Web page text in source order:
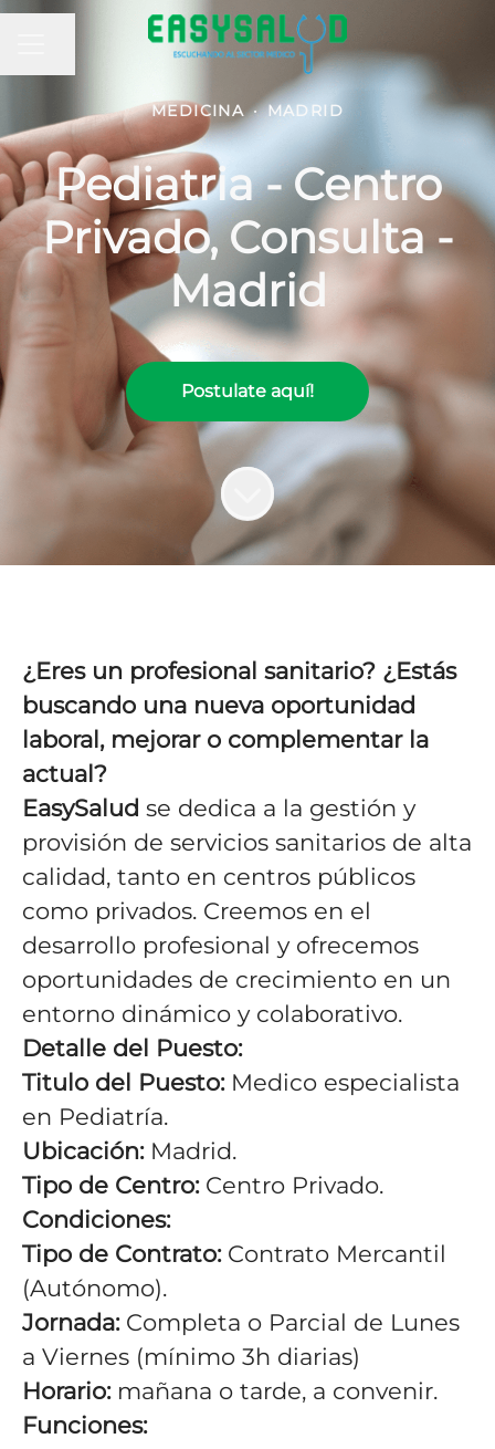
MENÚ DE EMPLEO
Compartir página
MEDICINA · MADRID
Pediatria - Centro
Privado, Consulta -
Madrid
Postulate aquí!
¿Eres un profesional sanitario? ¿Estás
buscando una nueva oportunidad
laboral, mejorar o complementar la
actual?
EasySalud se dedica a la gestión y
provisión de servicios sanitarios de alta
calidad, tanto en centros públicos
como privados. Creemos en el
desarrollo profesional y ofrecemos
oportunidades de crecimiento en un
entorno dinámico y colaborativo.
Detalle del Puesto:
Titulo del Puesto:Medico especialista
en Pediatría.
Ubicación:Madrid.
Tipo de Centro:Centro Privado.
Condiciones:
Tipo de Contrato:Contrato Mercantil
(Autónomo).
Jornada:Completa o Parcial de Lunes
a Viernes (mínimo 3h diarias)
Horario: mañana o tarde, a convenir.
Funciones: